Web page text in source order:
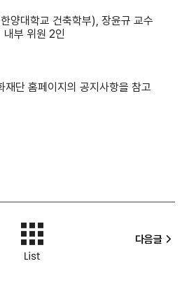
양대학교 건축학부), 장윤규 교수
부 위원 2인
재단 홈페이지의 공지사항을 참고
다음글